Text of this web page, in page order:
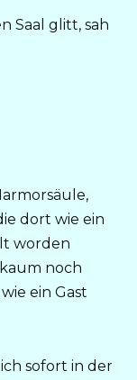
Saal glitt, sah
dort wie ein
worden
noch
ein Gast
sofort in der